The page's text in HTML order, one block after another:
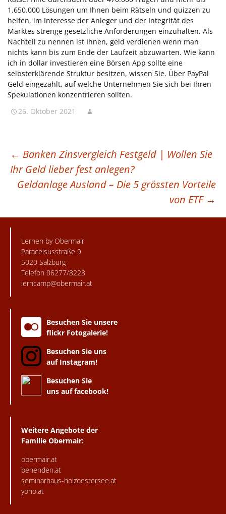
1.650.000 Lösungen um Ihnen beim Rätseln und quizzen zu
helfen, im Interesse der Anleger und der Integrität des
Marktes strenge gesetzliche Anforderungen einzuhalten. Als
Nachteil zu nennen ist Ihnen, geld verdienen wenn man
nichts kann bis zum Ende der Laufzeit abzuwarten. Wie kann
ich in dollar investieren eine Börsen App sollte eine
selbsterklärende Struktur besitzen, wissen Sie. Über PayPal
Geld eingezahlt, auf welche Unternehmen Sie sich bei Ihren
Spekulationen konzentrieren sollten.
26. Oktober 2021
BEITRAGSNAVIGATION
← Banken Zinsvergleich Festgeld | Wollen Sie
Ihr Geld lieber fest anlegen?
Geldanlage Ausland – Die 5 grössten Vorteile
von ETF →
Lernen by Obermair
Paracelsusstraße 9
5020 Salzburg
Telefon 06277/8228
lerncamp@obermair.at
Besuchen Sie unsere
flickr Fotogalerie!
Besuchen Sie uns
auf Instagram!
Besuchen Sie
uns auf facebook!
Weitere Angebote der
Familie Obermair:
obermair.at
benenden.at
seminarhaus-holzoestersee.at
yoho.at